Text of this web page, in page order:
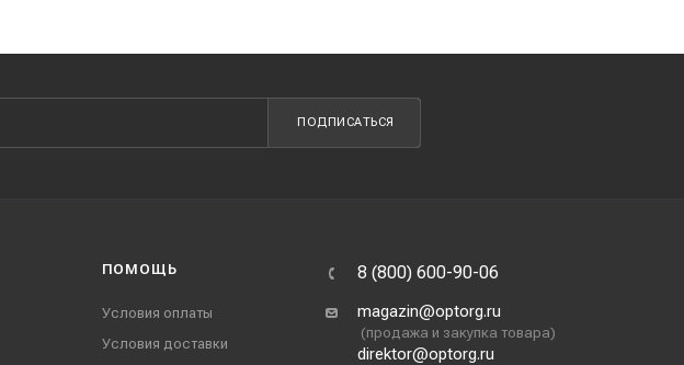
ПОДПИСАТЬСЯ
ПОМОЩЬ
Условия оплаты
Условия доставки
8 (800) 600-90-06
magazin@optorg.ru
(продажа и закупка товара)
direktor@optorg.ru